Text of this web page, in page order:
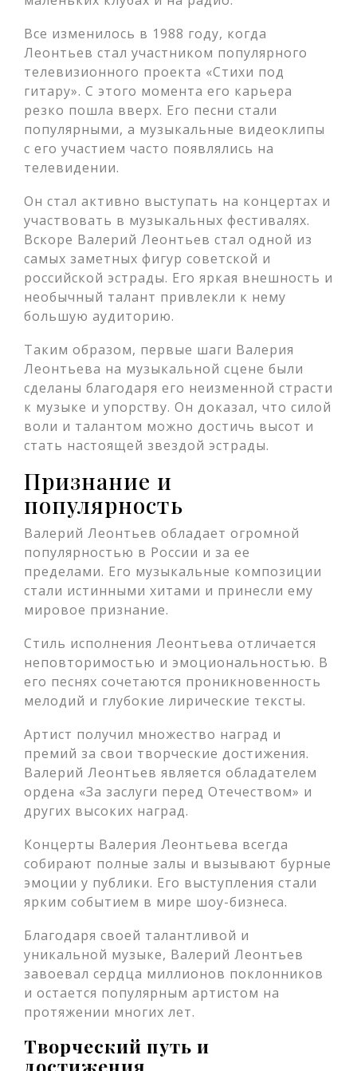
Все изменилось в 1988 году, когда
Леонтьев стал участником популярного
телевизионного проекта «Стихи под
гитару». С этого момента его карьера
резко пошла вверх. Его песни стали
популярными, а музыкальные видеоклипы
с его участием часто появлялись на
телевидении.
Он стал активно выступать на концертах и
участвовать в музыкальных фестивалях.
Вскоре Валерий Леонтьев стал одной из
самых заметных фигур советской и
российской эстрады. Его яркая внешность и
необычный талант привлекли к нему
большую аудиторию.
Таким образом, первые шаги Валерия
Леонтьева на музыкальной сцене были
сделаны благодаря его неизменной страсти
к музыке и упорству. Он доказал, что силой
воли и талантом можно достичь высот и
стать настоящей звездой эстрады.
Признание и
популярность
Валерий Леонтьев обладает огромной
популярностью в России и за ее
пределами. Его музыкальные композиции
стали истинными хитами и принесли ему
мировое признание.
Стиль исполнения Леонтьева отличается
неповторимостью и эмоциональностью. В
его песнях сочетаются проникновенность
мелодий и глубокие лирические тексты.
Артист получил множество наград и
премий за свои творческие достижения.
Валерий Леонтьев является обладателем
ордена «За заслуги перед Отечеством» и
других высоких наград.
Концерты Валерия Леонтьева всегда
собирают полные залы и вызывают бурные
эмоции у публики. Его выступления стали
ярким событием в мире шоу-бизнеса.
Благодаря своей талантливой и
уникальной музыке, Валерий Леонтьев
завоевал сердца миллионов поклонников
и остается популярным артистом на
протяжении многих лет.
Творческий путь и
достижения